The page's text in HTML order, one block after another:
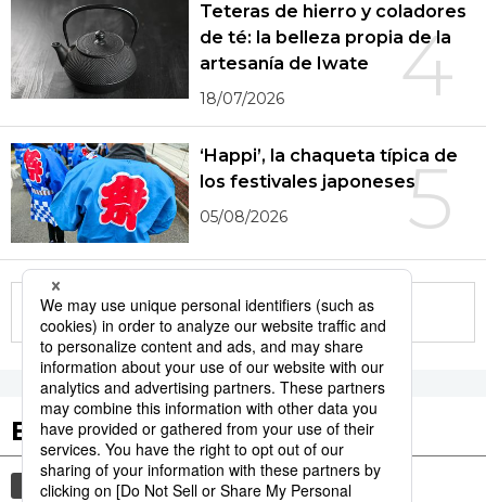
4
Teteras de hierro y coladores
de té: la belleza propia de la
artesanía de Iwate
18/07/2026
5
‘Happi’, la chaqueta típica de
los festivales japoneses
05/08/2026
More in this series
Etiquetas destacadas
cultura gastronomía vida comida